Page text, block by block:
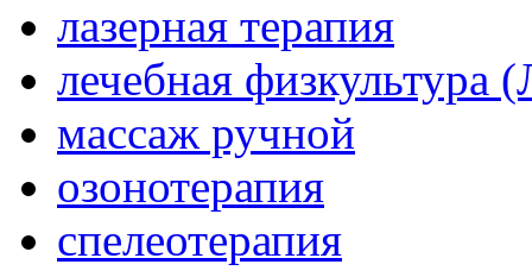
лазерная терапия
лечебная физкультура
массаж ручной
озонотерапия
спелеотерапия